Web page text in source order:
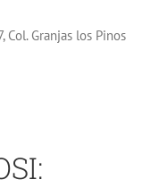
Granjas los Pinos